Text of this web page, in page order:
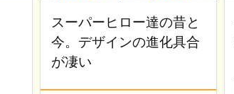
スーパーヒロー達の昔と
今。デザインの進化具合
が凄い